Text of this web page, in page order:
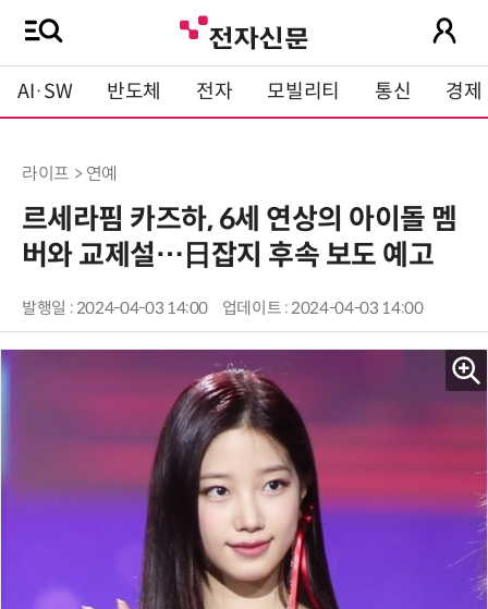
AI·SW 반도체 전자 모빌리티 통신 경제
라이프 > 연예
르세라핌 카즈하, 6세 연상의 아이돌 멤
버와 교제설…日잡지 후속 보도 예고
발행일 : 2024-04-03 14:00 업데이트 : 2024-04-03 14:00